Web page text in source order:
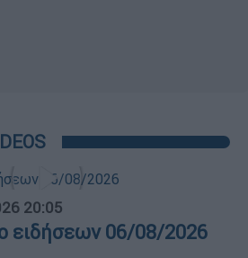
20:05
ειδήσεων 06/08/2026